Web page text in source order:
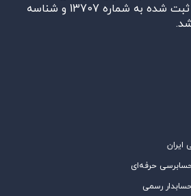
حسابداران رسمی ایران ثبت شده به شماره 13707 و شناسه
ایران
حرفه‌ای
رسمی